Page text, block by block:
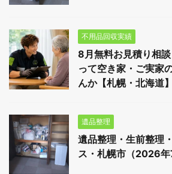
不用品回収実績
8月無料お見積り相
って空き家・ご実家
んか【札幌・北海道】
遺品整理
遺品整理・生前整理
ス・札幌市（2026年